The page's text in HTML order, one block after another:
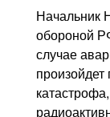
Начальник
обороной
случае
произойдет